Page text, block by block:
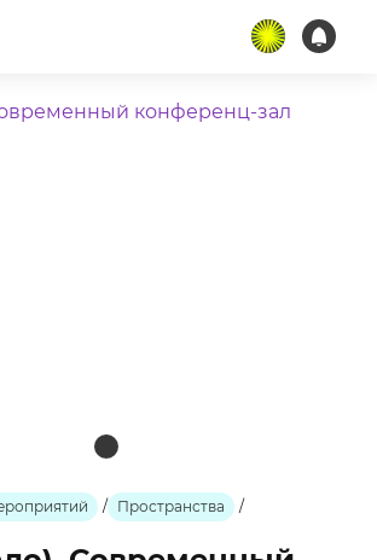
/ Пространства /